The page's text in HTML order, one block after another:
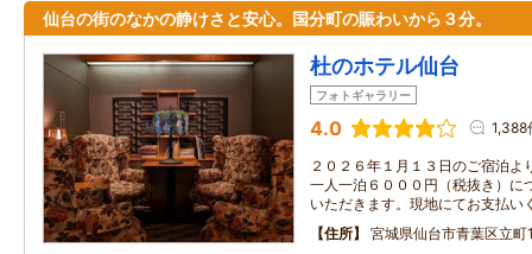
仙台の街のなかの静けさと安心。国分町の賑わいから３分。
杜のホテル仙台
フォトギャラリー
4.0 1,388
２０２６年１月１３日のご宿泊よ
一人一泊６０００円（税抜き）に
いただきます。現地にてお支払い
住所
宮城県仙台市青葉区立